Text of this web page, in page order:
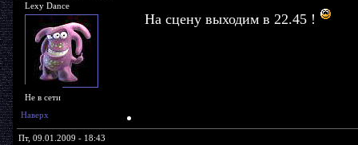
Lexy Dance
Не в сети
На сцену выходим в 22.45 !
Наверх
Пт, 09.01.2009 - 18:43